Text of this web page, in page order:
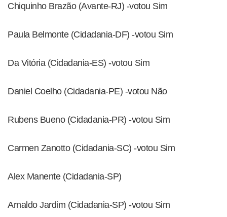
Chiquinho Brazão (Avante-RJ) -votou Sim
Paula Belmonte (Cidadania-DF) -votou Sim
Da Vitória (Cidadania-ES) -votou Sim
Daniel Coelho (Cidadania-PE) -votou Não
Rubens Bueno (Cidadania-PR) -votou Sim
Carmen Zanotto (Cidadania-SC) -votou Sim
Alex Manente (Cidadania-SP)
Arnaldo Jardim (Cidadania-SP) -votou Sim